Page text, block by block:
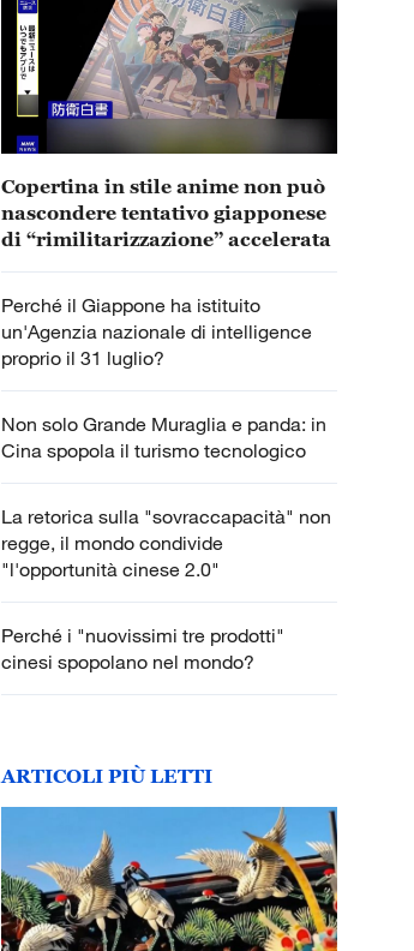
Copertina in stile anime non può
nascondere tentativo giapponese
di “rimilitarizzazione” accelerata
Perché il Giappone ha istituito
un'Agenzia nazionale di intelligence
proprio il 31 luglio?
Non solo Grande Muraglia e panda: in
Cina spopola il turismo tecnologico
La retorica sulla "sovraccapacità" non
regge, il mondo condivide
"l'opportunità cinese 2.0"
Perché i "nuovissimi tre prodotti"
cinesi spopolano nel mondo?
ARTICOLI PIÙ LETTI